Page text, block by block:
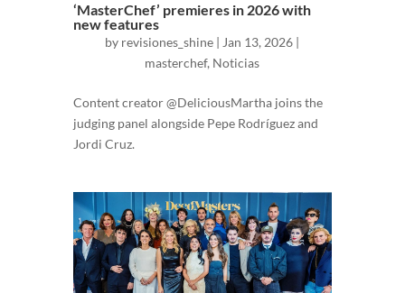
‘MasterChef’ premieres in 2026 with
new features
by revisiones_shine | Jan 13, 2026 |
masterchef, Noticias
Content creator @DeliciousMartha joins the
judging panel alongside Pepe Rodríguez and
Jordi Cruz.